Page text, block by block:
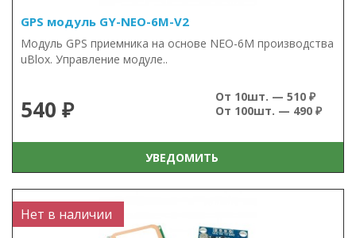
GPS модуль GY-NEO-6M-V2
Модуль GPS приемника на основе NEO-6M производства
uBlox. Управление модуле..
540 ₽
От 10шт. — 510 ₽
От 100шт. — 490 ₽
УВЕДОМИТЬ
Нет в наличии